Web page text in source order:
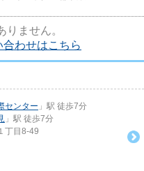
りません。
わせはこちら
センター 」駅 徒歩7分
」駅 徒歩7分
丁目8-49